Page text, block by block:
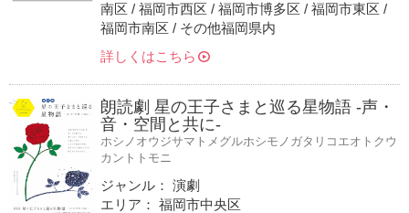
南区 / 福岡市西区 / 福岡市博多区 / 福岡市東区 /
福岡市南区 / その他福岡県内
詳しくはこちら
朗読劇 星の王子さまと巡る星物語 -声・
音・空間と共に-
ホシノオウジサマトメグルホシモノガタリコエオトクウ
カントトモニ
ジャンル： 演劇
エリア： 福岡市中央区